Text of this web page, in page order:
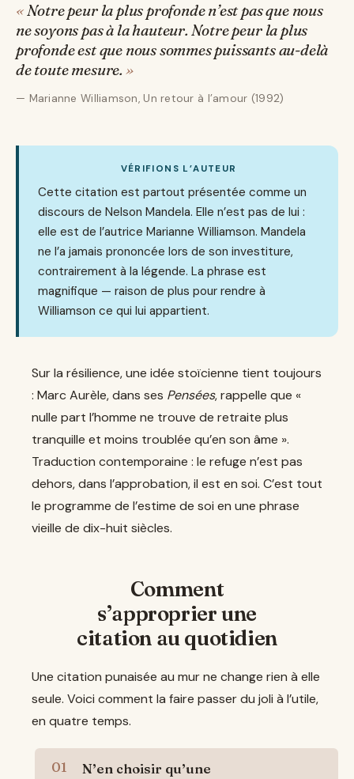
Notre peur la plus profonde n’est pas que nous
ne soyons pas à la hauteur. Notre peur la plus
profonde est que nous sommes puissants au-delà
de toute mesure.
Marianne Williamson, Un retour à l’amour (1992)
VÉRIFIONS L’AUTEUR
Cette citation est partout présentée comme un
discours de Nelson Mandela. Elle n’est pas de lui :
elle est de l’autrice Marianne Williamson. Mandela
ne l’a jamais prononcée lors de son investiture,
contrairement à la légende. La phrase est
magnifique — raison de plus pour rendre à
Williamson ce qui lui appartient.
Sur la résilience, une idée stoïcienne tient toujours
: Marc Aurèle, dans ses Pensées, rappelle que «
nulle part l’homme ne trouve de retraite plus
tranquille et moins troublée qu’en son âme ».
Traduction contemporaine : le refuge n’est pas
dehors, dans l’approbation, il est en soi. C’est tout
le programme de l’estime de soi en une phrase
vieille de dix-huit siècles.
Comment
s’approprier une
citation au quotidien
Une citation punaisée au mur ne change rien à elle
seule. Voici comment la faire passer du joli à l’utile,
en quatre temps.
N’en choisir qu’une